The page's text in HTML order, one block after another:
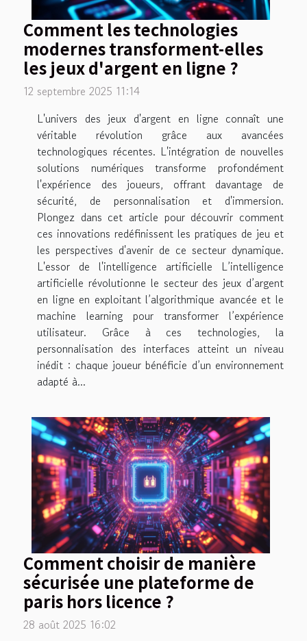
Comment les technologies
modernes transforment-elles
les jeux d'argent en ligne ?
12 septembre 2025 11:14
L'univers des jeux d'argent en ligne connaît une
véritable révolution grâce aux avancées
technologiques récentes. L'intégration de nouvelles
solutions numériques transforme profondément
l'expérience des joueurs, offrant davantage de
sécurité, de personnalisation et d'immersion.
Plongez dans cet article pour découvrir comment
ces innovations redéfinissent les pratiques de jeu et
les perspectives d'avenir de ce secteur dynamique.
L'essor de l'intelligence artificielle L’intelligence
artificielle révolutionne le secteur des jeux d’argent
en ligne en exploitant l’algorithmique avancée et le
machine learning pour transformer l’expérience
utilisateur. Grâce à ces technologies, la
personnalisation des interfaces atteint un niveau
inédit : chaque joueur bénéficie d’un environnement
adapté à...
Comment choisir de manière
sécurisée une plateforme de
paris hors licence ?
28 août 2025 16:02